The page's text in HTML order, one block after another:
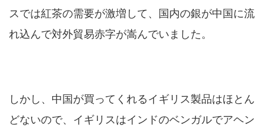
スでは紅茶の需要が激増して、国内の銀が中国に流
れ込んで対外貿易赤字が嵩んでいました。
しかし、中国が買ってくれるイギリス製品はほとん
どないので、イギリスはインドのベンガルでアヘン